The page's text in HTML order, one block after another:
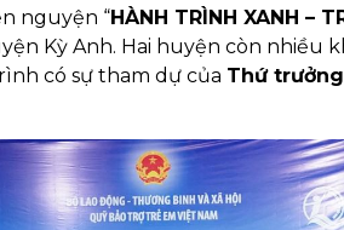
nguyện “HÀNH TRÌNH XANH –
Kỳ Anh. Hai huyện còn nhiều
có sự tham dự của Thứ